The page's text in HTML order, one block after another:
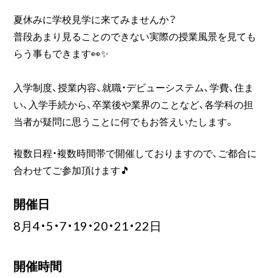
夏休みに学校見学に来てみませんか？
普段あまり見ることのできない実際の授業風景を見ても
らう事もできます👀✨
入学制度、授業内容、就職・デビューシステム、学費、住ま
い、入学手続から、卒業後や業界のことなど、各学科の担
当者が疑問に思うことに何でもお答えいたします。
複数日程・複数時間帯で開催しておりますので、ご都合に
合わせてご参加頂けます🎵
開催日
8月4・5・7・19・20・21・22日
開催時間